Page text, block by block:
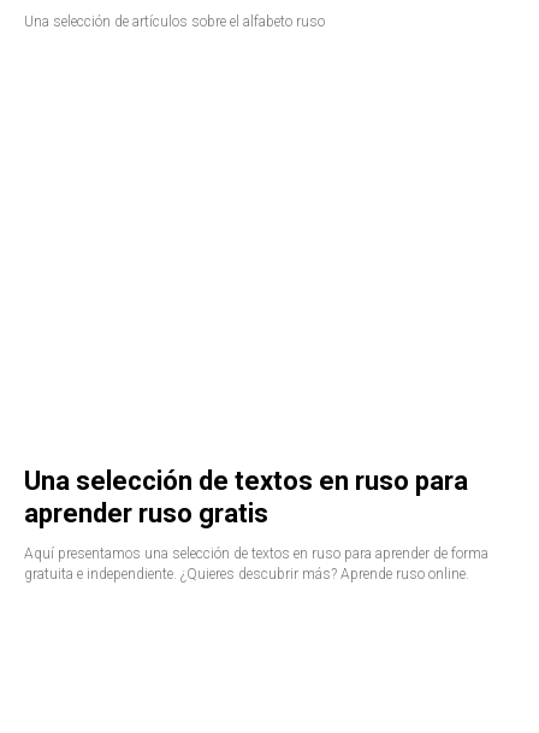
Una selección de artículos sobre el alfabeto ruso
Una selección de textos en ruso para
aprender ruso gratis
Aquí presentamos una selección de textos en ruso para aprender de forma
gratuita e independiente. ¿Quieres descubrir más? Aprende ruso online.